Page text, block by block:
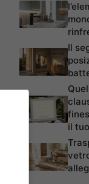
Il
il